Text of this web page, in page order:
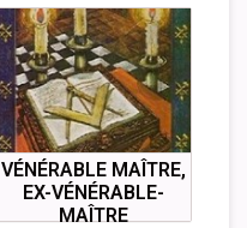
VÉNÉRABLE MAÎTRE,
EX-VÉNÉRABLE-
MAÎTRE